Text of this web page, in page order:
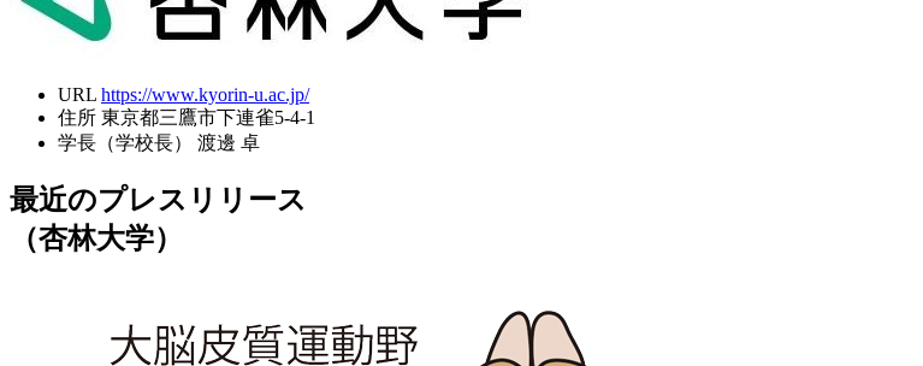
URL https://www.kyorin-u.ac.jp/
住所 東京都三鷹市下連雀5-4-1
学長（学校長）
渡邊 卓
最近のプレスリリース
（杏林大学）